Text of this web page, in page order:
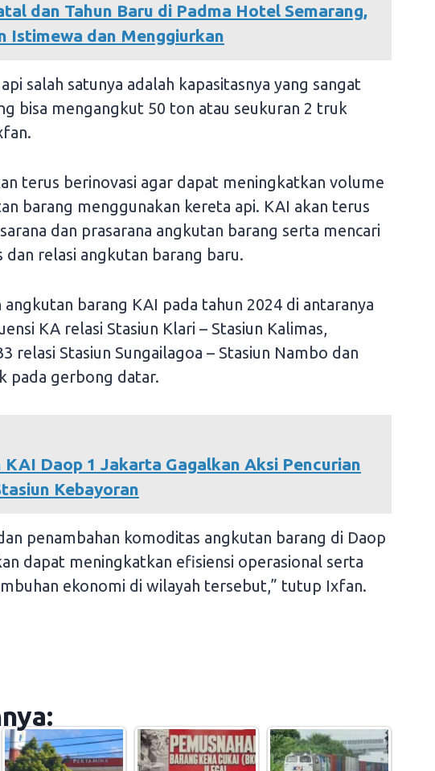
dan Tahun Baru di Padma Hotel Semarang,
Istimewa dan Menggiurkan
salah satunya adalah kapasitasnya yang sangat
bisa mengangkut 50 ton atau seukuran 2 truk
terus berinovasi agar dapat meningkatkan volume
barang menggunakan kereta api. KAI akan terus
dan prasarana angkutan barang serta mencari
relasi angkutan barang baru.
angkutan barang KAI pada tahun 2024 di antaranya
KA relasi Stasiun Klari – Stasiun Kalimas,
relasi Stasiun Sungailagoa – Stasiun Nambo dan
pada gerbong datar.
KAI Daop 1 Jakarta Gagalkan Aksi Pencurian
Kebayoran
penambahan komoditas angkutan barang di Daop
dapat meningkatkan efisiensi operasional serta
ekonomi di wilayah tersebut,” tutup Ixfan.